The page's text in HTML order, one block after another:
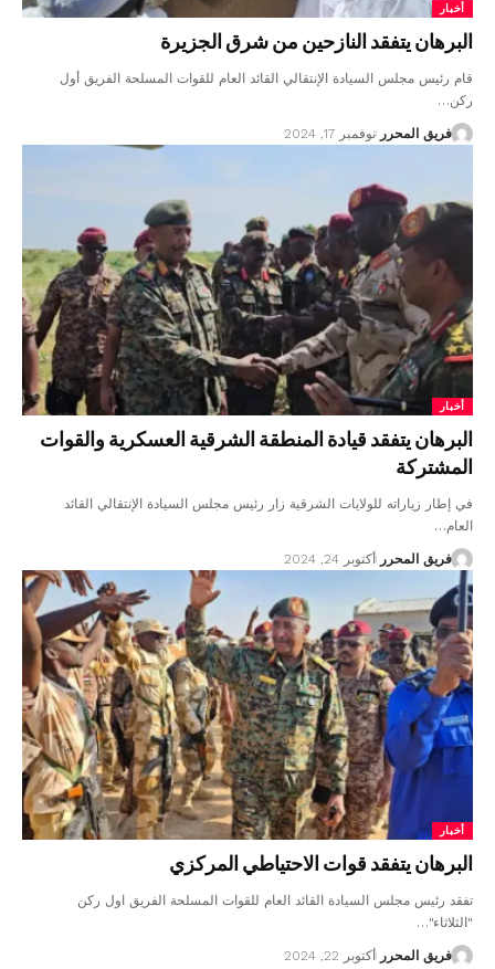
أخبار
البرهان يتفقد النازحين من شرق الجزيرة
قام رئيس مجلس السيادة الإنتقالي القائد العام للقوات المسلحة الفريق أول
ركن…
فريق المحرر نوفمبر 17, 2024
أخبار
البرهان يتفقد قيادة المنطقة الشرقية العسكرية والقوات
المشتركة
في إطار زياراته للولايات الشرقية زار رئيس مجلس السيادة الإنتقالي القائد
العام…
فريق المحرر أكتوبر 24, 2024
أخبار
البرهان يتفقد قوات الاحتياطي المركزي
تفقد رئيس مجلس السيادة القائد العام للقوات المسلحة الفريق اول ركن
"الثلاثاء"…
فريق المحرر أكتوبر 22, 2024